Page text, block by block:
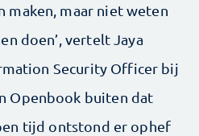
maken, maar niet weten
doen’, vertelt Jaya
Security Officer bij
Openbook buiten dat
tijd ontstond er ophef